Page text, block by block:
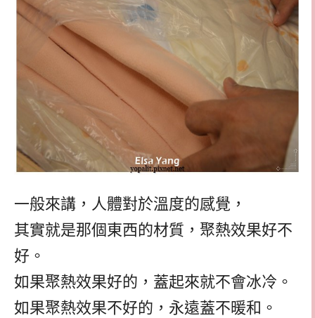
一般來講，人體對於溫度的感覺，
其實就是那個東西的材質，聚熱效果好不
好。
如果聚熱效果好的，蓋起來就不會冰冷。
如果聚熱效果不好的，永遠蓋不暖和。